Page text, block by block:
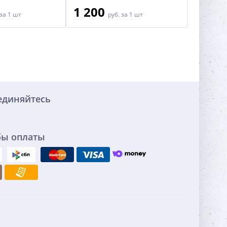
за 1 шт 1 200 руб. за 1 шт 2
оплаты